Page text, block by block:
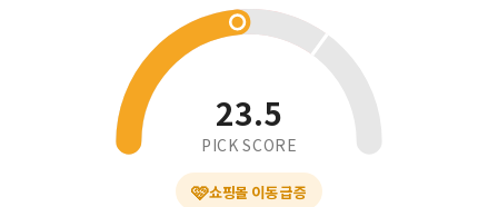
23.5
PICK SCORE
🩷쇼핑몰 이동 급증